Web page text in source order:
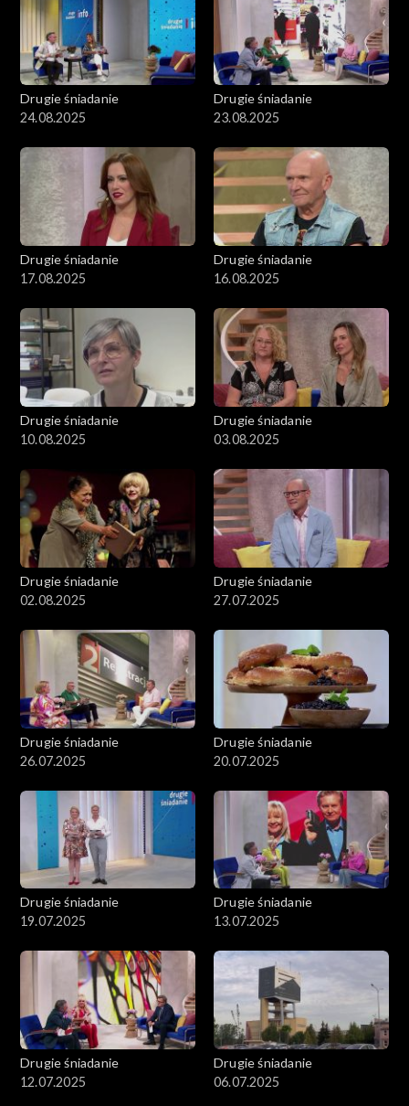
Drugie śniadanie
24.08.2025
Drugie śniadanie
23.08.2025
Drugie śniadanie
17.08.2025
Drugie śniadanie
16.08.2025
Drugie śniadanie
10.08.2025
Drugie śniadanie
03.08.2025
Drugie śniadanie
02.08.2025
Drugie śniadanie
27.07.2025
Drugie śniadanie
26.07.2025
Drugie śniadanie
20.07.2025
Drugie śniadanie
19.07.2025
Drugie śniadanie
13.07.2025
Drugie śniadanie
12.07.2025
Drugie śniadanie
06.07.2025